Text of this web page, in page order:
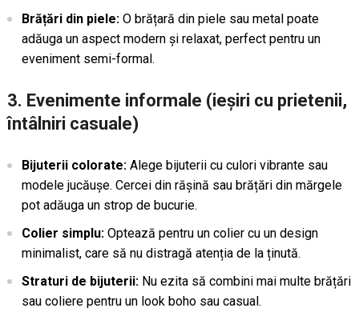
Brățări din piele:O brățară din piele sau metal poate
adăuga un aspect modern și relaxat, perfect pentru un
eveniment semi-formal.
3. Evenimente informale (ieșiri cu prietenii,
întâlniri casuale)
Bijuterii colorate:Alege bijuterii cu culori vibrante sau
modele jucăușe. Cercei din rășină sau brățări din mărgele
pot adăuga un strop de bucurie.
Colier simplu:Optează pentru un colier cu un design
minimalist, care să nu distragă atenția de la ținută.
Straturi de bijuterii:Nu ezita să combini mai multe brățări
sau coliere pentru un look boho sau casual.